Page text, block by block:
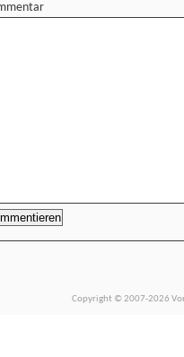
Copyright © 2007-2026